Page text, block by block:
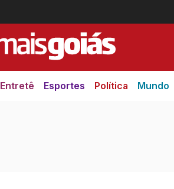
Entretê Esportes Política Mundo